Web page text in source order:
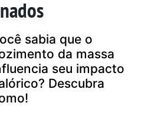
sabia que o
da massa
seu impacto
Descubra